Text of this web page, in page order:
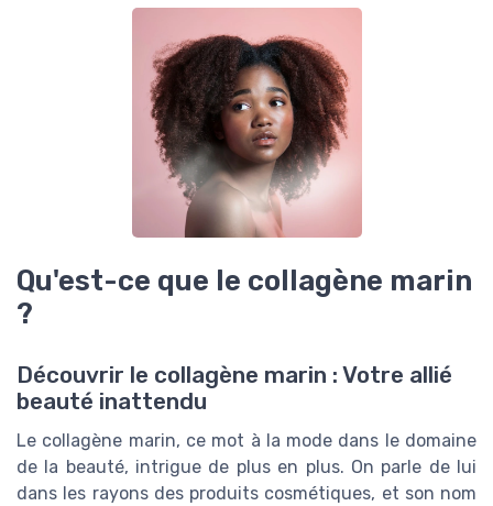
Qu'est-ce que le collagène marin
?
Découvrir le collagène marin : Votre allié
beauté inattendu
Le collagène marin, ce mot à la mode dans le domaine
de la beauté, intrigue de plus en plus. On parle de lui
dans les rayons des produits cosmétiques, et son nom